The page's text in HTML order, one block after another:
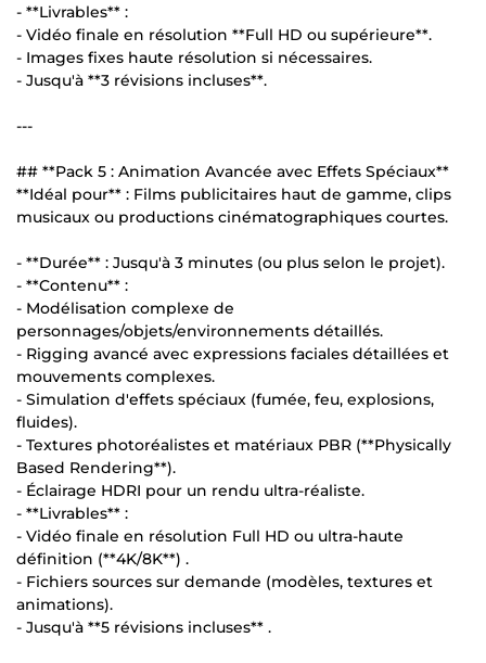
- **Livrables** :
- Vidéo finale en résolution **Full HD ou supérieure**.
- Images fixes haute résolution si nécessaires.
- Jusqu'à **3 révisions incluses**.
---
## **Pack 5 : Animation Avancée avec Effets Spéciaux**
**Idéal pour** : Films publicitaires haut de gamme, clips
musicaux ou productions cinématographiques courtes.
- **Durée** : Jusqu'à 3 minutes (ou plus selon le projet).
- **Contenu** :
- Modélisation complexe de
personnages/objets/environnements détaillés.
- Rigging avancé avec expressions faciales détaillées et
mouvements complexes.
- Simulation d'effets spéciaux (fumée, feu, explosions,
fluides).
- Textures photoréalistes et matériaux PBR (**Physically
Based Rendering**).
- Éclairage HDRI pour un rendu ultra-réaliste.
- **Livrables** :
- Vidéo finale en résolution Full HD ou ultra-haute
définition (**4K/8K**) .
- Fichiers sources sur demande (modèles, textures et
animations).
- Jusqu'à **5 révisions incluses** .